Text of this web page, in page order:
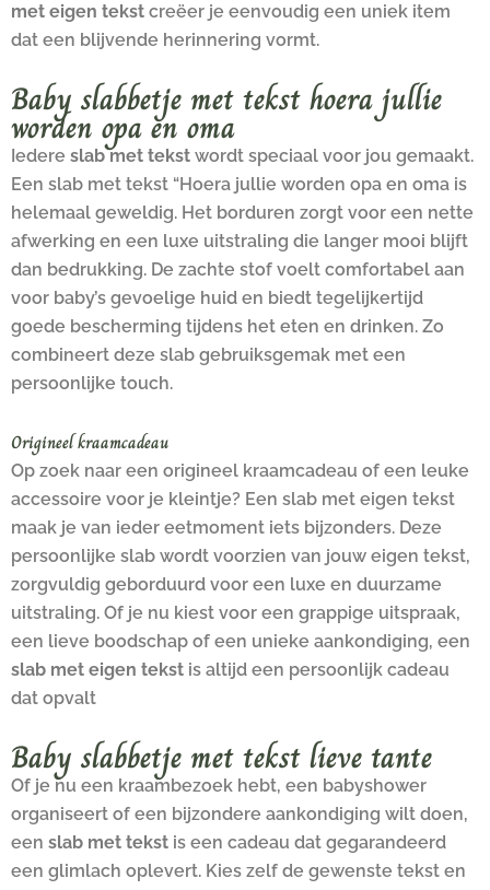
met eigen tekst creëer je eenvoudig een uniek item
dat een blijvende herinnering vormt.
Baby slabbetje met tekst hoera jullie
worden opa en oma
Iedere slab met tekst wordt speciaal voor jou gemaakt.
Een slab met tekst “Hoera jullie worden opa en oma is
helemaal geweldig. Het borduren zorgt voor een nette
afwerking en een luxe uitstraling die langer mooi blijft
dan bedrukking. De zachte stof voelt comfortabel aan
voor baby’s gevoelige huid en biedt tegelijkertijd
goede bescherming tijdens het eten en drinken. Zo
combineert deze slab gebruiksgemak met een
persoonlijke touch.
Origineel kraamcadeau
Op zoek naar een origineel kraamcadeau of een leuke
accessoire voor je kleintje? Een slab met eigen tekst
maak je van ieder eetmoment iets bijzonders. Deze
persoonlijke slab wordt voorzien van jouw eigen tekst,
zorgvuldig geborduurd voor een luxe en duurzame
uitstraling. Of je nu kiest voor een grappige uitspraak,
een lieve boodschap of een unieke aankondiging, een
slab met eigen tekst is altijd een persoonlijk cadeau
dat opvalt
Baby slabbetje met tekst lieve tante
Of je nu een kraambezoek hebt, een babyshower
organiseert of een bijzondere aankondiging wilt doen,
een slab met tekst is een cadeau dat gegarandeerd
een glimlach oplevert. Kies zelf de gewenste tekst en